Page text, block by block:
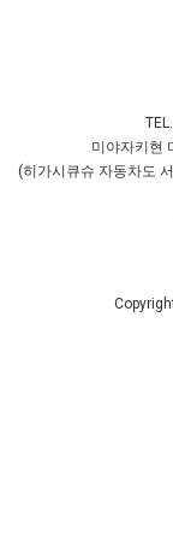
미야자키현
(히가시큐슈 자동차도